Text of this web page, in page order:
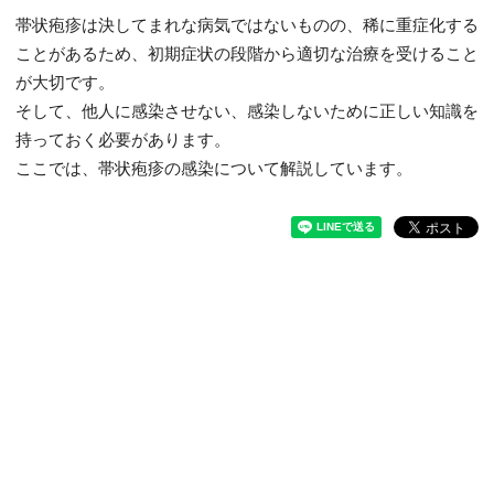
帯状疱疹は決してまれな病気ではないものの、稀に重症化する
ことがあるため、初期症状の段階から適切な治療を受けること
が大切です。
そして、他人に感染させない、感染しないために正しい知識を
持っておく必要があります。
ここでは、帯状疱疹の感染について解説しています。